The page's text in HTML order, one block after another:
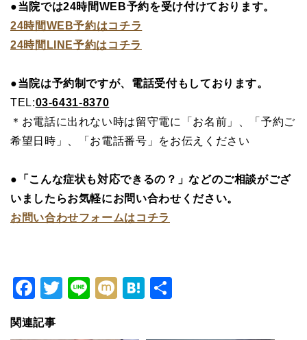
●当院では24時間WEB予約を受け付けております。
24時間WEB予約はコチラ
24時間LINE予約はコチラ
●当院は予約制ですが、電話受付もしております。
TEL:03-6431-8370
＊お電話に出れない時は留守電に「お名前」、「予約ご
希望日時」、「お電話番号」をお伝えください
●「こんな症状も対応できるの？」などのご相談がござ
いましたらお気軽にお問い合わせください。
お問い合わせフォームはコチラ
Facebook
Twitter
LineMixiHatena
関連記事